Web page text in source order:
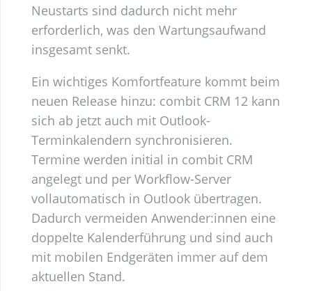
Neustarts sind dadurch nicht mehr
erforderlich, was den Wartungsaufwand
insgesamt senkt.
Ein wichtiges Komfortfeature kommt beim
neuen Release hinzu: combit CRM 12 kann
sich ab jetzt auch mit Outlook-
Terminkalendern synchronisieren.
Termine werden initial in combit CRM
angelegt und per Workflow-Server
vollautomatisch in Outlook übertragen.
Dadurch vermeiden Anwender:innen eine
doppelte Kalenderführung und sind auch
mit mobilen Endgeräten immer auf dem
aktuellen Stand.